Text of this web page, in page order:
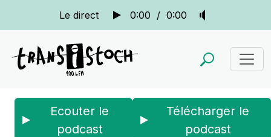
Le direct 0:00 / 0:00
Ecouter le
podcast
Télécharger le
podcast